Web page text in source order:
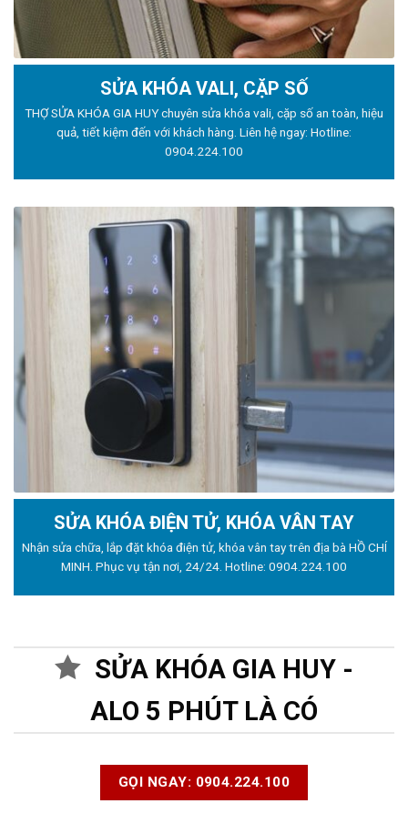
SỬA KHÓA VALI, CẶP SỐ
THỢ SỬA KHÓA GIA HUY chuyên sửa khóa vali, cặp số an toàn, hiệu
quả, tiết kiệm đến với khách hàng. Liên hệ ngay: Hotline:
0904.224.100
SỬA KHÓA ĐIỆN TỬ, KHÓA VÂN TAY
Nhận sửa chữa, lắp đặt khóa điện tử, khóa vân tay trên địa bà HỒ CHÍ
MINH. Phục vụ tận nơi, 24/24. Hotline: 0904.224.100
SỬA KHÓA GIA HUY -
ALO 5 PHÚT LÀ CÓ
GỌI NGAY: 0904.224.100